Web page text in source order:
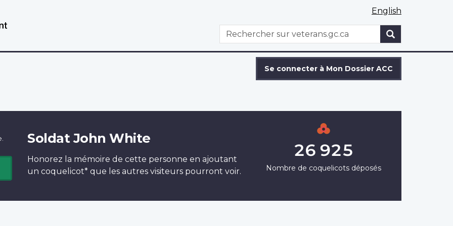
English
WxT
Search
Rechercher
Se connecter à Mon Dossier ACC
Soldat John White
Honorez la mémoire de cette personne en ajoutant
un coquelicot* que les autres visiteurs pourront voir.
26 925
Nombre de coquelicots déposés